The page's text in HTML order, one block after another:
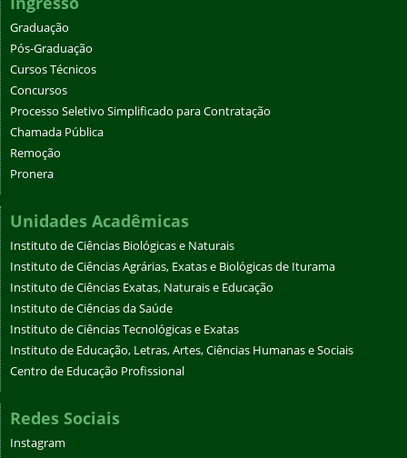
Graduação
Pós-Graduação
Cursos Técnicos
Concursos
Processo Seletivo Simplificado para Contratação
Chamada Pública
Remoção
Pronera
Unidades Acadêmicas
Instituto de Ciências Biológicas e Naturais
Instituto de Ciências Agrárias, Exatas e Biológicas de Iturama
Instituto de Ciências Exatas, Naturais e Educação
Instituto de Ciências da Saúde
Instituto de Ciências Tecnológicas e Exatas
Instituto de Educação, Letras, Artes, Ciências Humanas e Sociais
Centro de Educação Profissional
Redes Sociais
Instagram